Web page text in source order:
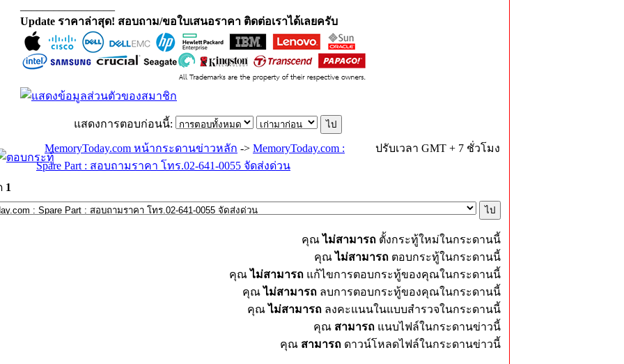
Update ราคาล่าสุด! สอบถาม/ขอใบเสนอราคา ติดต่อเราได้เลยครับ
แสดงการตอบก่อนนี้:
MemoryToday.com หน้ากระดานข่าวหลัก -> MemoryToday.com :
Spare Part : สอบถามราคา โทร.02-641-0055 จัดส่งด่วน
ปรับเวลา GMT + 7 ชั่วโมง
1
คุณไม่สามารถ ตั้งกระทู้ใหม่ในกระดานนี้
คุณไม่สามารถ ตอบกระทู้ในกระดานนี้
คุณไม่สามารถ แก้ไขการตอบกระทู้ของคุณในกระดานนี้
คุณไม่สามารถ ลบการตอบกระทู้ของคุณในกระดานนี้
คุณไม่สามารถ ลงคะแนนในแบบสำรวจในกระดานนี้
คุณ สามารถ แนบไฟล์ในกระดานข่าวนี้
คุณ สามารถ ดาวน์โหลดไฟล์ในกระดานข่าวนี้